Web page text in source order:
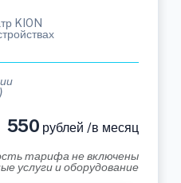
KION
550 рублей /в месяц
тарифа не включены
услуги и оборудование